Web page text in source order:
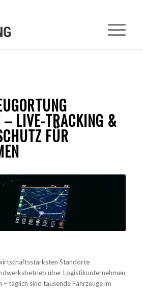
– LIVE-TRACKING &
FÜR
Standorte
über Logistikunternehmen
täglich sind tausende Fahrzeuge im